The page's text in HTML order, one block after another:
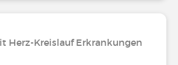
Herz-Kreislauf Erkrankungen